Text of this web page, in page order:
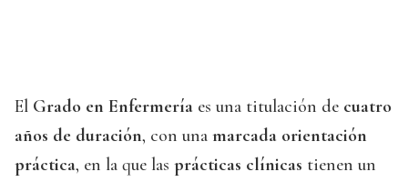
El Grado en Enfermería es una titulación de cuatro
años de duración, con una marcada orientación
práctica, en la que las prácticas clínicas tienen un